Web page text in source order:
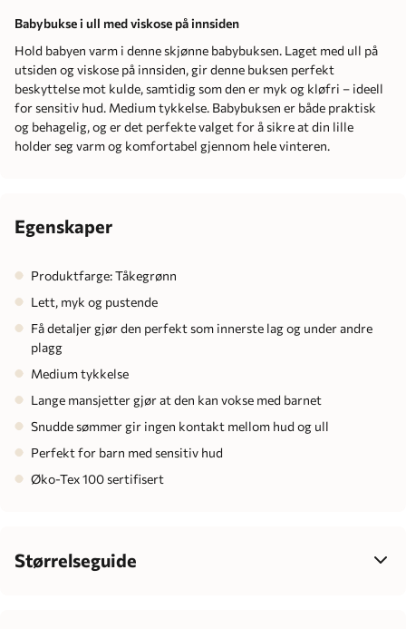
Babybukse i ull med viskose på innsiden
Hold babyen varm i denne skjønne babybuksen. Laget med ull på
utsiden og viskose på innsiden, gir denne buksen perfekt
beskyttelse mot kulde, samtidig som den er myk og kløfri – ideell
for sensitiv hud. Medium tykkelse. Babybuksen er både praktisk
og behagelig, og er det perfekte valget for å sikre at din lille
holder seg varm og komfortabel gjennom hele vinteren.
Egenskaper
Produktfarge: Tåkegrønn
Lett, myk og pustende
Få detaljer gjør den perfekt som innerste lag og under andre
plagg
Medium tykkelse
Lange mansjetter gjør at den kan vokse med barnet
Snudde sømmer gir ingen kontakt mellom hud og ull
Perfekt for barn med sensitiv hud
Øko-Tex 100 sertifisert
Størrelseguide